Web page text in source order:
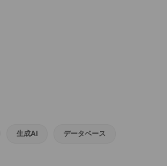
生成AI データベース